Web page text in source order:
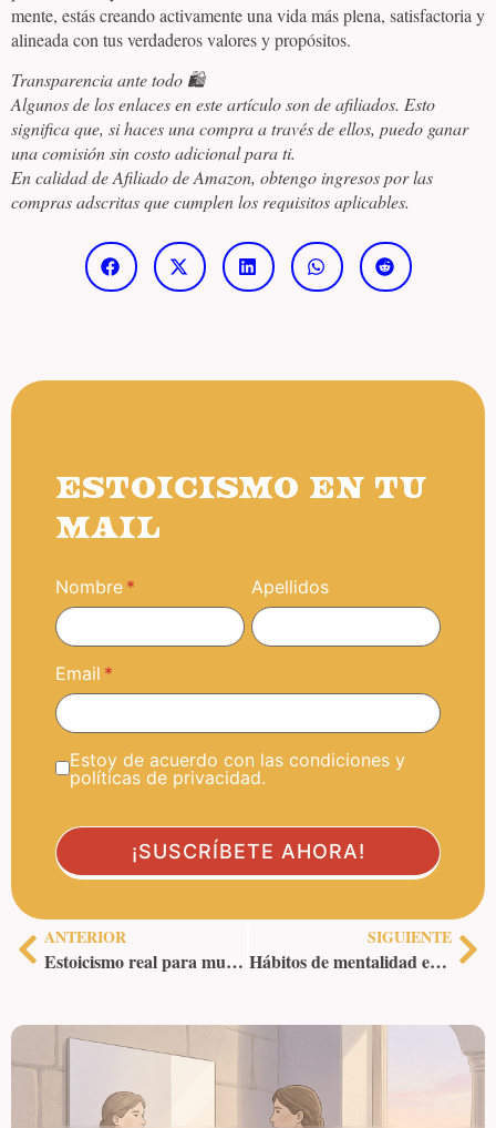
mente, estás creando activamente una vida más plena, satisfactoria y
alineada con tus verdaderos valores y propósitos.
Transparencia ante todo 🛍️
Algunos de los enlaces en este artículo son de afiliados. Esto
significa que, si haces una compra a través de ellos, puedo ganar
una comisión sin costo adicional para ti.
En calidad de Afiliado de Amazon, obtengo ingresos por las
compras adscritas que cumplen los requisitos aplicables.
ESTOICISMO EN TU
MAIL
Nombre Apellidos
Email
Estoy de acuerdo con las condiciones y
políticas de privacidad.
ANTERIOR
Estoicismo real para mujeres reales: filosofía viva para tiempos modernos
SIGUIENTE
Hábitos de mentalidad estoica: los 3 pilares para transformar tu vida